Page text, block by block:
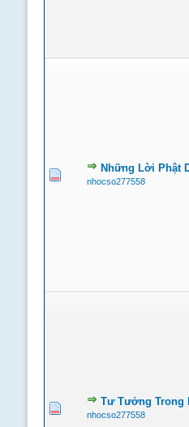
Những Lời Phật
nhocso277558
Tư Tưởng Trong
nhocso277558